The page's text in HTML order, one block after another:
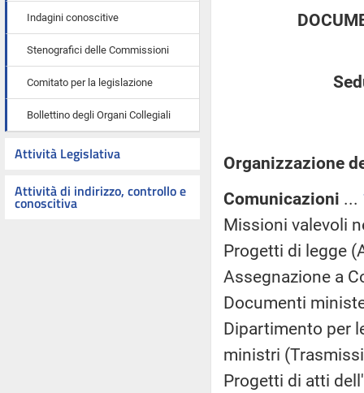
Indagini conoscitive
Stenografici delle Commissioni
Comitato per la legislazione
Bollettino degli Organi Collegiali
Attività Legislativa
Attività di indirizzo, controllo e
conoscitiva
Organizzazione
Comunicazioni ...
Missioni valevoli
Progetti di legge
Assegnazione a
Documenti
Dipartimento per
ministri
Progetti di atti